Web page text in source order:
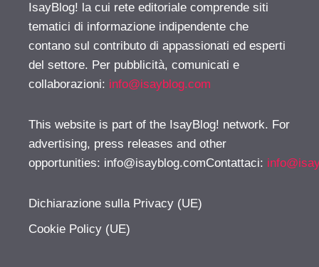
IsayBlog! la cui rete editoriale comprende siti
tematici di informazione indipendente che
contano sul contributo di appassionati ed esperti
del settore. Per pubblicità, comunicati e
collaborazioni: info@isayblog.com
This website is part of the IsayBlog! network. For
advertising, press releases and other
opportunities: info@isayblog.comContattaci:
Dichiarazione sulla Privacy (UE)
Cookie Policy (UE)